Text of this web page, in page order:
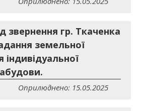
звернення гр. Ткаченка
земельної
індивідуальної
Оприлюднено: 15.05.2025